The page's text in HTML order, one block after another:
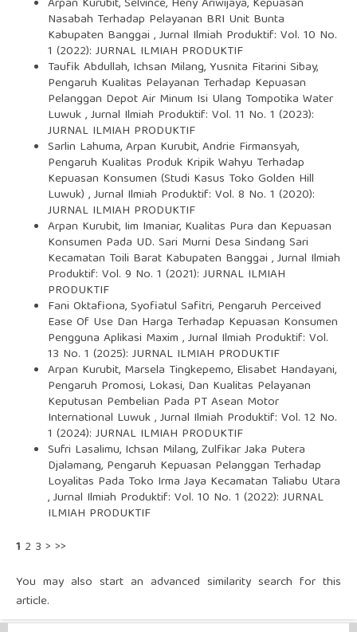
Nasabah Terhadap Pelayanan BRI Unit Bunta
Kabupaten Banggai ,Jurnal Ilmiah Produktif: Vol. 10 No.
1 (2022): JURNAL ILMIAH PRODUKTIF
Taufik Abdullah, Ichsan Milang, Yusnita Fitarini Sibay,
Pengaruh Kualitas Pelayanan Terhadap Kepuasan
Pelanggan Depot Air Minum Isi Ulang Tompotika Water
Luwuk,Jurnal Ilmiah Produktif: Vol. 11 No. 1 (2023):
JURNAL ILMIAH PRODUKTIF
Sarlin Lahuma, Arpan Kurubit, Andrie Firmansyah,
Pengaruh Kualitas Produk Kripik Wahyu Terhadap
Kepuasan Konsumen (Studi Kasus Toko Golden Hill
Luwuk) ,Jurnal Ilmiah Produktif: Vol. 8 No. 1 (2020):
JURNAL ILMIAH PRODUKTIF
Arpan Kurubit, Iim Imaniar, Kualitas Pura dan Kepuasan
Konsumen Pada UD. Sari Murni Desa Sindang Sari
Kecamatan Toili Barat Kabupaten Banggai ,Jurnal Ilmiah
Produktif: Vol. 9 No. 1 (2021): JURNAL ILMIAH
PRODUKTIF
Fani Oktafiona, Syofiatul Safitri, Pengaruh Perceived
Ease Of Use Dan Harga Terhadap Kepuasan Konsumen
Pengguna Aplikasi Maxim ,Jurnal Ilmiah Produktif: Vol.
13 No. 1 (2025): JURNAL ILMIAH PRODUKTIF
Arpan Kurubit, Marsela Tingkepemo, Elisabet Handayani,
Pengaruh Promosi, Lokasi, Dan Kualitas Pelayanan
Keputusan Pembelian Pada PT Asean Motor
International Luwuk,Jurnal Ilmiah Produktif: Vol. 12 No.
1 (2024): JURNAL ILMIAH PRODUKTIF
Sufri Lasalimu, Ichsan Milang, Zulfikar Jaka Putera
Djalamang, Pengaruh Kepuasan Pelanggan Terhadap
Loyalitas Pada Toko Irma Jaya Kecamatan Taliabu Utara
,Jurnal Ilmiah Produktif: Vol. 10 No. 1 (2022): JURNAL
ILMIAH PRODUKTIF
1 2 3 > >>
You may also start an advanced similarity search for this
article.